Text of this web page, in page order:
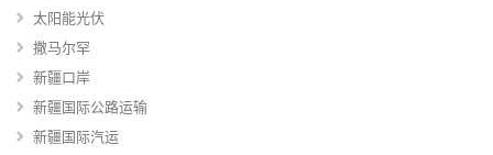
太阳能光伏
撒马尔罕
新疆口岸
新疆国际公路运输
新疆国际汽运